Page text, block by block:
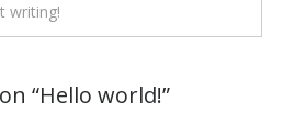
writing!
“Hello world!”